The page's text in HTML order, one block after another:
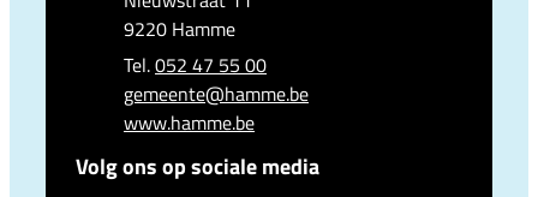
,9220 Hamme
052 47 55 00
E-mailgemeente@hamme.be
Websitewww.hamme.be
Volg ons op sociale media